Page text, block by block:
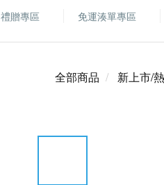
禮贈專區
免運湊單專區
全部商品 新上市/